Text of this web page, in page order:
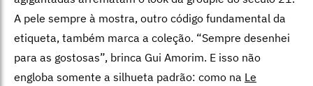
A pele sempre à mostra, outro código fundamental da
etiqueta, também marca a coleção. “Sempre desenhei
para as gostosas”, brinca Gui Amorim. E isso não
engloba somente a silhueta padrão: como na Le